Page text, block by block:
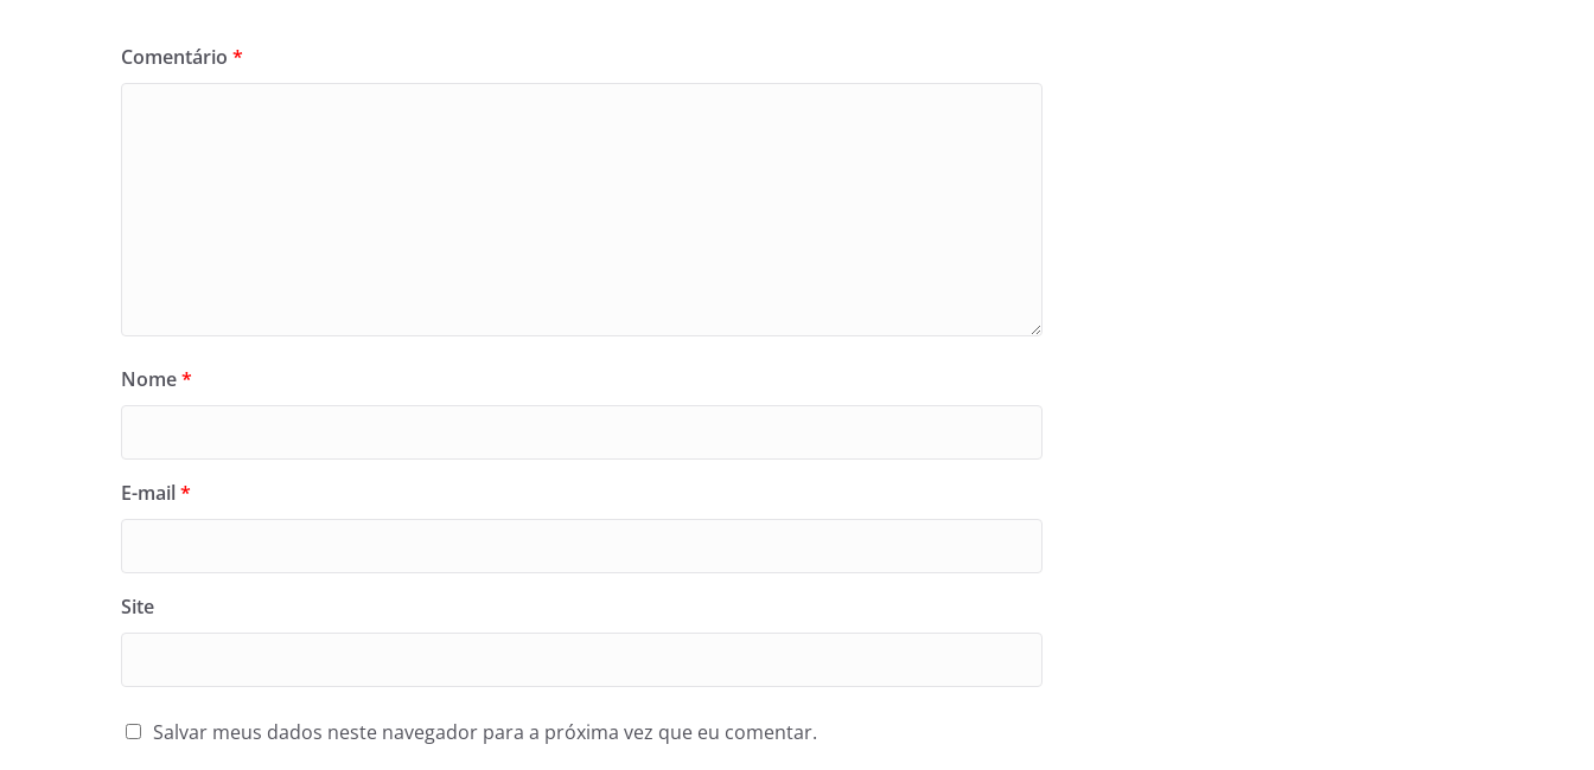
Comentário *
Nome*
E-mail*
Site
Salvar meus dados neste navegador para a próxima vez que eu comentar.